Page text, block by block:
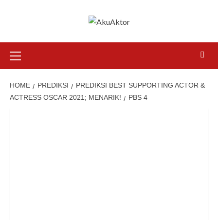
HOME PREDIKSI
PREDIKSI BEST SUPPORTING ACTOR &
ACTRESS OSCAR 2021; MENARIK!
PBS 4